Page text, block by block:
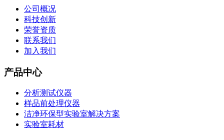
公司概况
科技创新
荣誉资质
联系我们
加入我们
产品中心
分析测试仪器
样品前处理仪器
洁净环保型实验室解决方案
实验室耗材